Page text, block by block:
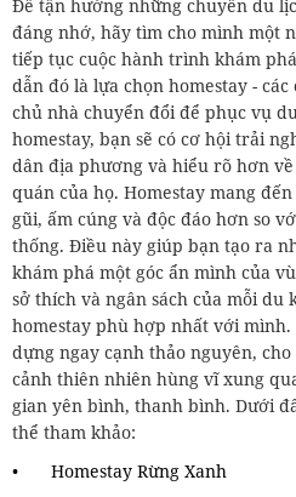
Để tận hưởng những chuyến du
đáng nhớ, hãy tìm cho mình một
tiếp tục cuộc hành trình khám
dẫn đó là lựa chọn homestay -
chủ nhà chuyển đổi để phục vụ
homestay, bạn sẽ có cơ hội trải
dân địa phương và hiểu rõ hơn
quán của họ. Homestay mang
gũi, ấm cúng và độc đáo hơn so
thống. Điều này giúp bạn tạo ra
khám phá một góc ẩn mình của
sở thích và ngân sách của mỗi du
homestay phù hợp nhất với mình.
dựng ngay cạnh thảo nguyên,
cảnh thiên nhiên hùng vĩ xung
gian yên bình, thanh bình. Dưới
thể tham khảo:
•
Homestay Rừng Xanh